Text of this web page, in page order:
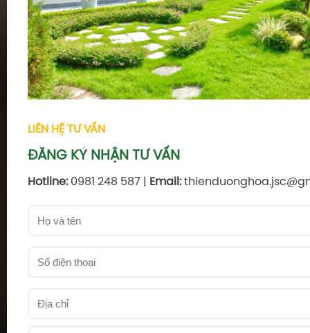
LIÊN HỆ TƯ VẤN
ĐĂNG KÝ NHẬN TƯ VẤN
Hotline:0981 248 587 | Email: